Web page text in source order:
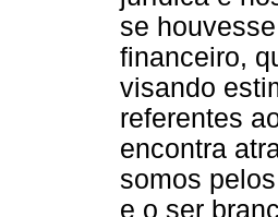
se
financeiro,
visando
referentes
encontra
somos
e o ser